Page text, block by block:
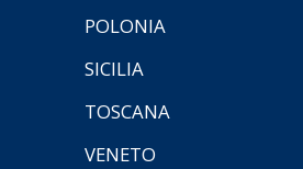
POLONIA
SICILIA
TOSCANA
VENETO